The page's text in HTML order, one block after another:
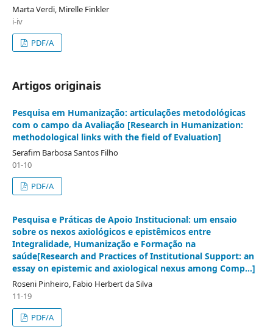
Marta Verdi, Mirelle Finkler
i-iv
PDF/A
Artigos originais
Pesquisa em Humanização: articulações metodológicas
com o campo da Avaliação [Research in Humanization:
methodological links with the field of Evaluation]
Serafim Barbosa Santos Filho
01-10
PDF/A
Pesquisa e Práticas de Apoio Institucional: um ensaio
sobre os nexos axiológicos e epistêmicos entre
Integralidade, Humanização e Formação na
saúde[Research and Practices of Institutional Support: an
essay on epistemic and axiological nexus among Comp...]
Roseni Pinheiro, Fabio Herbert da Silva
11-19
PDF/A